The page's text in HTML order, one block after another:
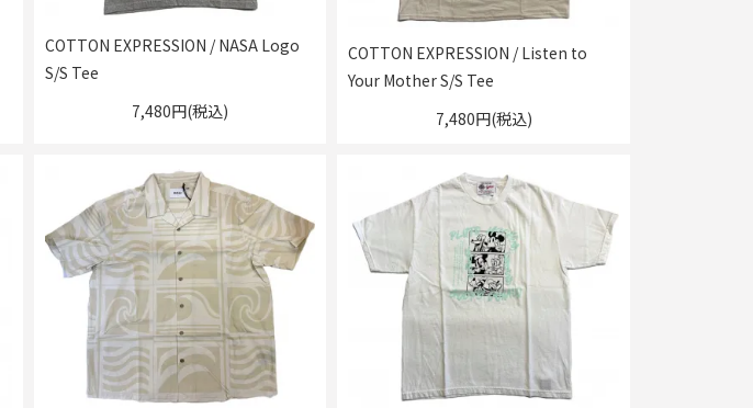
COTTON EXPRESSION / NASA Logo
S/S Tee
7,480円(税込)
COTTON EXPRESSION / Listen to
Your Mother S/S Tee
7,480円(税込)